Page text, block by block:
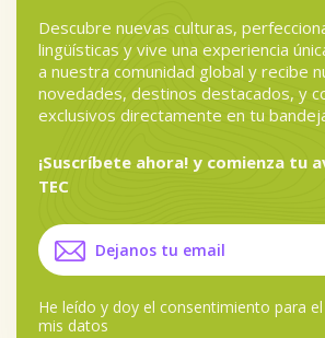
Descubre nuevas culturas,
lingüísticas y vive una experiencia
a nuestra comunidad global y recibe
novedades, destinos destacados, y
exclusivos directamente en tu
¡Suscríbete ahora! y comienza tu
TEC
He leído y doy el consentimiento para
mis datos